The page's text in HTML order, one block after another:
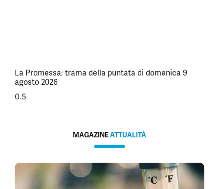
La Promessa: trama della puntata di domenica 9
agosto 2026
MAGAZINEATTUALITÀ